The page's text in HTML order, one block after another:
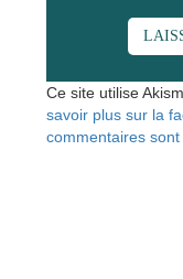
Ce site utilise
savoir plus sur la
commentaires